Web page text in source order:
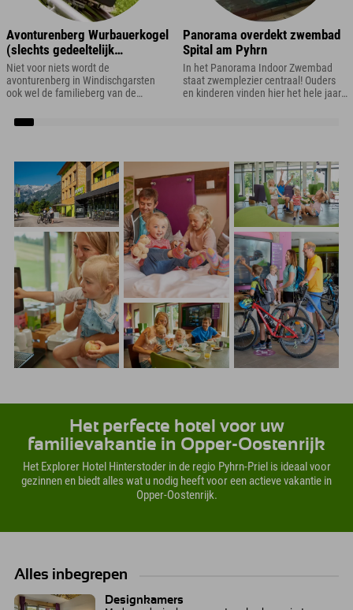
Avonturenberg Wurbauerkogel
(slechts gedeeltelijk
operationeel in de zomer van
2026)
Niet voor niets wordt de
avonturenberg in Windischgarsten
ook wel de familieberg van de
Er is immers alles wat het hartje van
Panorama overdekt zwembad
Spital am Pyhrn
In het Panorama Indoor Zwembad
staat zwemplezier centraal! Ouders
en kinderen vinden hier het hele jaar
Het perfecte hotel voor uw
familievakantie in Opper-Oostenrijk
Het Explorer Hotel Hinterstoder in de regio Pyhrn-Priel is ideaal voor
gezinnen en biedt alles wat u nodig heeft voor een actieve vakantie in
Opper-Oostenrijk.
Alles inbegrepen
Designkamers